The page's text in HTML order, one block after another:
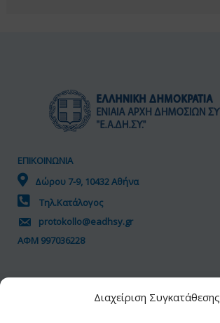
Διαχείριση Συγκατάθεσης
ΕΠΙΚΟΙΝΩΝΙΑ
Δώρου 7-9, 10432 Αθήνα
Τηλ.Κατάλογος
protokollo@eadhsy.gr
ΑΦΜ 997036228
ΠΟΛΙΤΙΚΗ GDPR